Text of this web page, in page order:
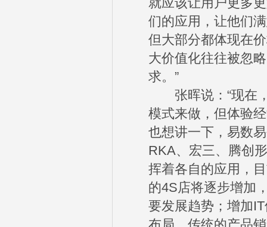
就应该让用户更多更
们的应用，让他们
但大部分都体现在
大价值化往往被忽
求。”
张晖说：“现在，
模式来做，但体验
也想讲一下，易数
RKA、宏三、腾创
挥着各自的应用，
的4S店将逐步增加
要发展趋势；增加